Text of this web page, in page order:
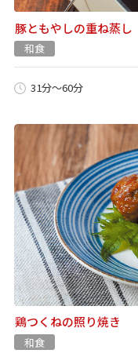
豚ともやしの重ね蒸し
和食
31分～60分
鶏つくねの照り焼き
和食